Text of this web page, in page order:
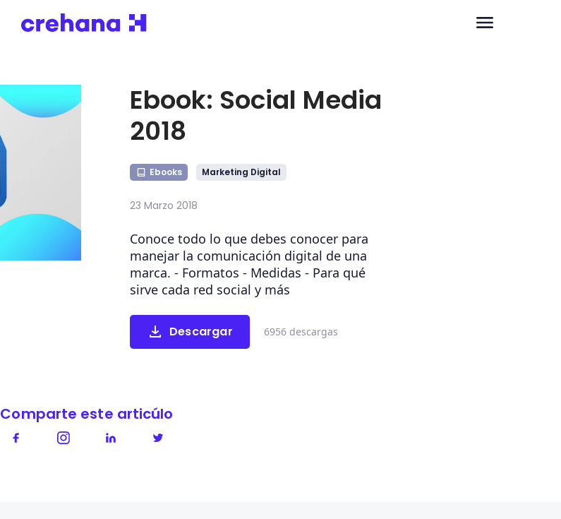
Ebook: Social Media
2018
Ebooks Marketing Digital
23 Marzo 2018
Conoce todo lo que debes conocer para
manejar la comunicación digital de una
marca. - Formatos - Medidas - Para qué
sirve cada red social y más
Descargar 6956 descargas
Comparte este articúlo